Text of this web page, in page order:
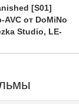
[S01]
AVC от DoMiNo
Studio, LE-